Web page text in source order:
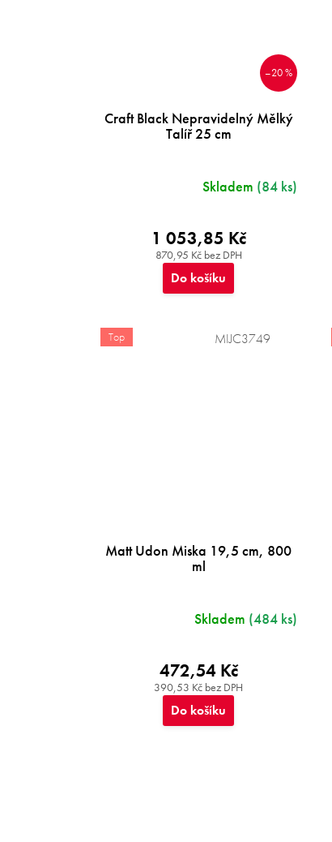
–20 %
Craft Black Nepravidelný Mělký
Talíř 25 cm
Skladem (84 ks)
870,95 Kč bez DPH
1 053,85 Kč
Do košíku
Top
Matt Udon Miska 19,5 cm, 800
ml
Skladem (484 ks)
390,53 Kč bez DPH
472,54 Kč
Do košíku
MIJC3749